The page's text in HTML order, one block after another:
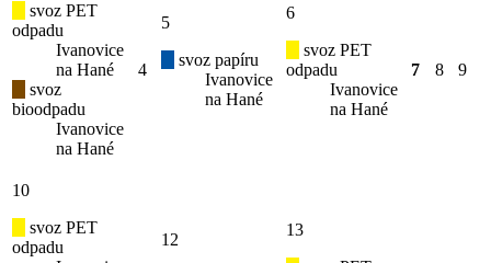
svoz PET
odpadu
Ivanovice
na Hané
svoz
bioodpadu
Ivanovice
na Hané
4
5
svoz papíru
Ivanovice
na Hané
6
svoz PET
odpadu
Ivanovice
na Hané
7 8 9
10
svoz PET
odpadu
12
13